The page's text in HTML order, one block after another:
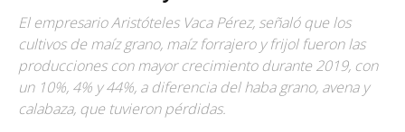
El empresario Aristóteles Vaca Pérez, señaló que los
cultivos de maíz grano, maíz forrajero y frijol fueron las
producciones con mayor crecimiento durante 2019, con
un 10%, 4% y 44%, a diferencia del haba grano, avena y
calabaza, que tuvieron pérdidas.